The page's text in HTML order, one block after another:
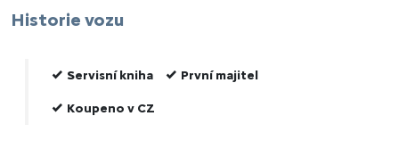
Historie vozu
Servisní kniha První majitel
Koupeno v CZ